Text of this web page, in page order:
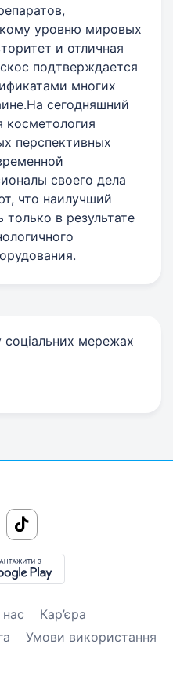
уровню мировых
и отличная
подтверждается
многих
сегодняшний
косметология
перспективных
своего дела
что наилучший
в результате
соціальних мережах
Кар’єра
Умови використання